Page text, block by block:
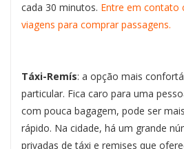
cada 30 minutos. Entre em contato
viagens para comprar passagens.
Táxi-Remís: a opção mais
particular. Fica caro para uma
com pouca bagagem, pode ser
rápido. Na cidade, há um grande
privadas de táxi e remises que